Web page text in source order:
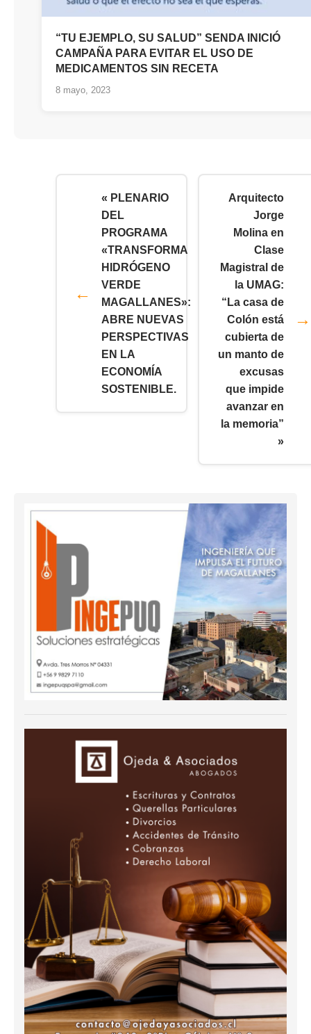
“TU EJEMPLO, SU SALUD” SENDA INICIÓ
CAMPAÑA PARA EVITAR EL USO DE
MEDICAMENTOS SIN RECETA
8 mayo, 2023
« PLENARIO
DEL
PROGRAMA
«TRANSFORMA
HIDRÓGENO
VERDE
MAGALLANES»:
ABRE NUEVAS
PERSPECTIVAS
EN LA
ECONOMÍA
SOSTENIBLE.
Arquitecto
Jorge
Molina en
Clase
Magistral de
la UMAG:
“La casa de
Colón está
cubierta de
un manto de
excusas
que impide
avanzar en
la memoria”
»